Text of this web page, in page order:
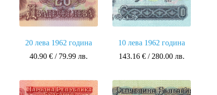
20 лева 1962 година
40.90€ / 79.99 лв.
10 лева 1962 година
143.16€ / 280.00 лв.